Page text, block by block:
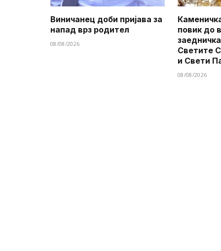
Виничанец доби пријава за
напад врз родител
08/08/2026
повик до
Светите
и Свети
08/08/2026